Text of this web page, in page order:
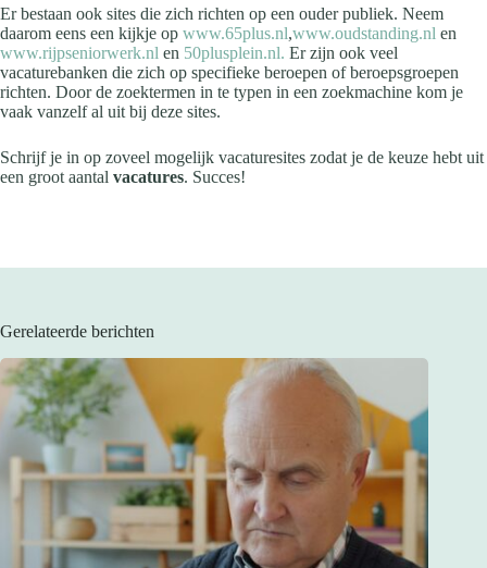
Er bestaan ook sites die zich richten op een ouder publiek. Neem
daarom eens een kijkje op www.65plus.nl,www.oudstanding.nl en
www.rijpseniorwerk.nl en 50plusplein.nl. Er zijn ook veel
vacaturebanken die zich op specifieke beroepen of beroepsgroepen
richten. Door de zoektermen in te typen in een zoekmachine kom je
vaak vanzelf al uit bij deze sites.
Schrijf je in op zoveel mogelijk vacaturesites zodat je de keuze hebt uit
een groot aantal vacatures. Succes!
Gerelateerde berichten